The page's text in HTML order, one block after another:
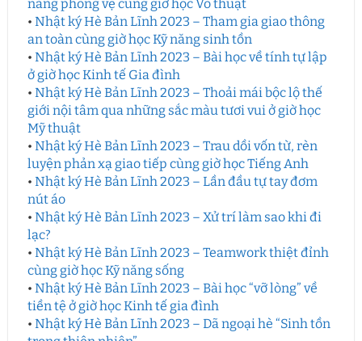
năng phòng vệ cùng giờ học Võ thuật
• Nhật ký Hè Bản Lĩnh 2023 – Tham gia giao thông
an toàn cùng giờ học Kỹ năng sinh tồn
• Nhật ký Hè Bản Lĩnh 2023 – Bài học về tính tự lập
ở giờ học Kinh tế Gia đình
• Nhật ký Hè Bản Lĩnh 2023 – Thoải mái bộc lộ thế
giới nội tâm qua những sắc màu tươi vui ở giờ học
Mỹ thuật
• Nhật ký Hè Bản Lĩnh 2023 – Trau dồi vốn từ, rèn
luyện phản xạ giao tiếp cùng giờ học Tiếng Anh
• Nhật ký Hè Bản Lĩnh 2023 – Lần đầu tự tay đơm
nút áo
• Nhật ký Hè Bản Lĩnh 2023 – Xử trí làm sao khi đi
lạc?
• Nhật ký Hè Bản Lĩnh 2023 – Teamwork thiệt đỉnh
cùng giờ học Kỹ năng sống
• Nhật ký Hè Bản Lĩnh 2023 – Bài học “vỡ lòng” về
tiền tệ ở giờ học Kinh tế gia đình
• Nhật ký Hè Bản Lĩnh 2023 – Dã ngoại hè “Sinh tồn